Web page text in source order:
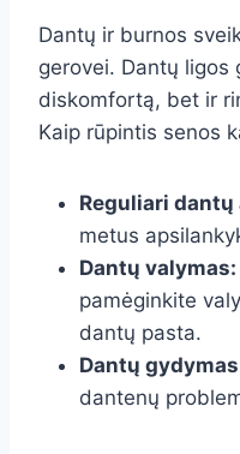
Dantų ir burnos
gerovei. Dantų ligos
diskomfortą, bet ir
Kaip rūpintis senos
Reguliari dantų
metus
Dantų valymas:
pamėginkite
dantų pasta.
Dantų
dantenų